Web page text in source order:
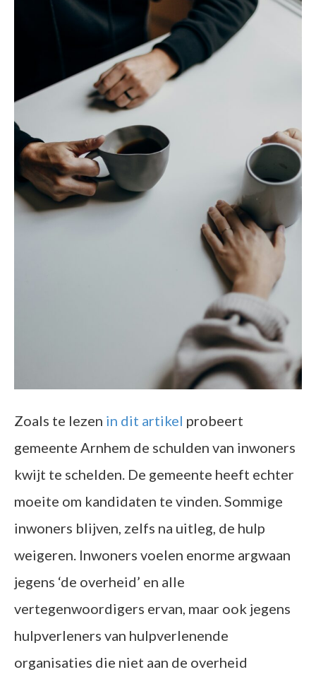
Zoals te lezen in dit artikel probeert
gemeente Arnhem de schulden van inwoners
kwijt te schelden. De gemeente heeft echter
moeite om kandidaten te vinden. Sommige
inwoners blijven, zelfs na uitleg, de hulp
weigeren. Inwoners voelen enorme argwaan
jegens ‘de overheid’ en alle
vertegenwoordigers ervan, maar ook jegens
hulpverleners van hulpverlenende
organisaties die niet aan de overheid